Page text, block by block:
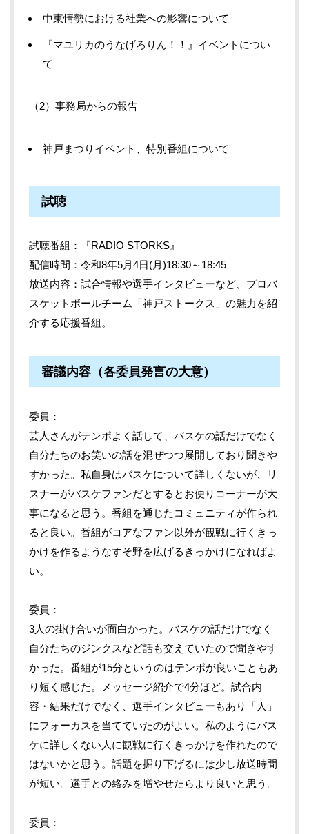
中東情勢における社業への影響について
『マユリカのうなげろりん！！』イベントについ
て
事務局からの報告
神戸まつりイベント、特別番組について
試聴
試聴番組：『RADIO STORKS』
配信時間：令和8年5月4日(月)18:30～18:45
放送内容：試合情報や選手インタビューなど、プロバ
スケットボールチーム「神戸ストークス」の魅力を紹
介する応援番組。
審議内容（各委員発言の大意）
委員
芸人さんがテンポよく話して、バスケの話だけでなく
自分たちのお笑いの話を混ぜつつ展開しており聞きや
すかった。私自身はバスケについて詳しくないが、リ
スナーがバスケファンだとするとお便りコーナーが大
事になると思う。番組を通じたコミュニティが作られ
ると良い。番組がコアなファン以外が観戦に行くきっ
かけを作るようなすそ野を広げるきっかけになればよ
い。
委員
3人の掛け合いが面白かった。バスケの話だけでなく
自分たちのジンクスなど話も交えていたので聞きやす
かった。番組が15分というのはテンポが良いこともあ
り短く感じた。メッセージ紹介で4分ほど。試合内
容・結果だけでなく、選手インタビューもあり「人」
にフォーカスを当てていたのがよい。私のようにバス
ケに詳しくない人に観戦に行くきっかけを作れたので
はないかと思う。話題を掘り下げるには少し放送時間
が短い。選手との絡みを増やせたらより良いと思う。
委員